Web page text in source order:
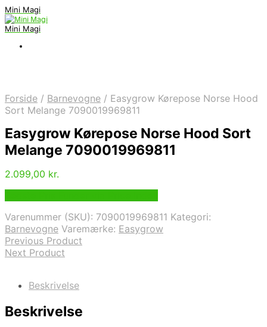
Mini Magi
Mini Magi
Forside / Barnevogne / Easygrow Kørepose Norse Hood
Sort Melange 7090019969811
Easygrow Kørepose Norse Hood Sort
Melange 7090019969811
2.099,00 kr.
Varenummer (SKU): 7090019969811 Kategori:
Barnevogne Varemærke: Easygrow
Previous Product
Next Product
Beskrivelse
Beskrivelse